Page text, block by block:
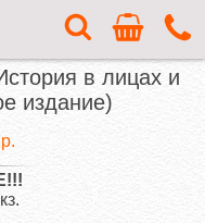
в лицах и
издание)